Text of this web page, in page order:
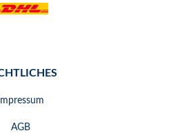
Impressum
AGB